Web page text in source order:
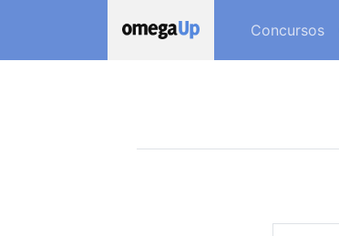
Concursos